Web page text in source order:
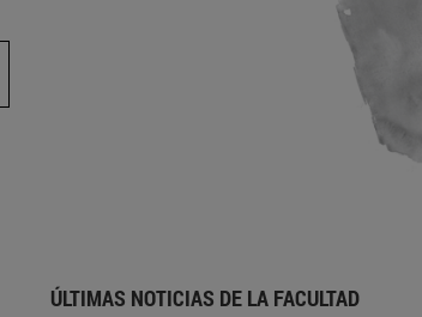
ÚLTIMAS NOTICIAS DE LA FACULTAD